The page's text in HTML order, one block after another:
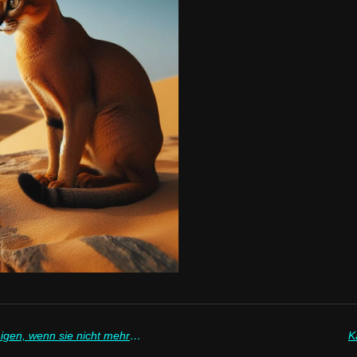
Wie kann ich meine Katze beruhigen, wenn sie nicht mehr aufs Klo geht?